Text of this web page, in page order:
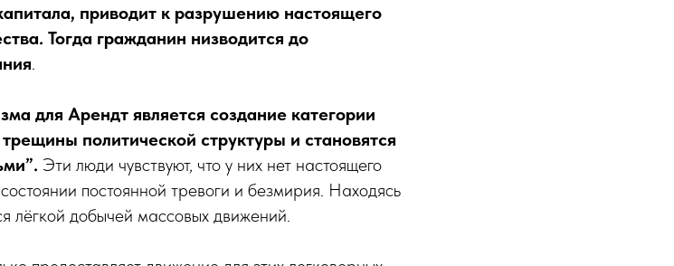
приводит к разрушению настоящего
Тогда гражданин низводится до
.
для Арендт является создание категории
политической структуры и становятся
Эти люди чувствуют, что у них нет настоящего
постоянной тревоги и безмирия. Находясь
лёгкой добычей массовых движений.